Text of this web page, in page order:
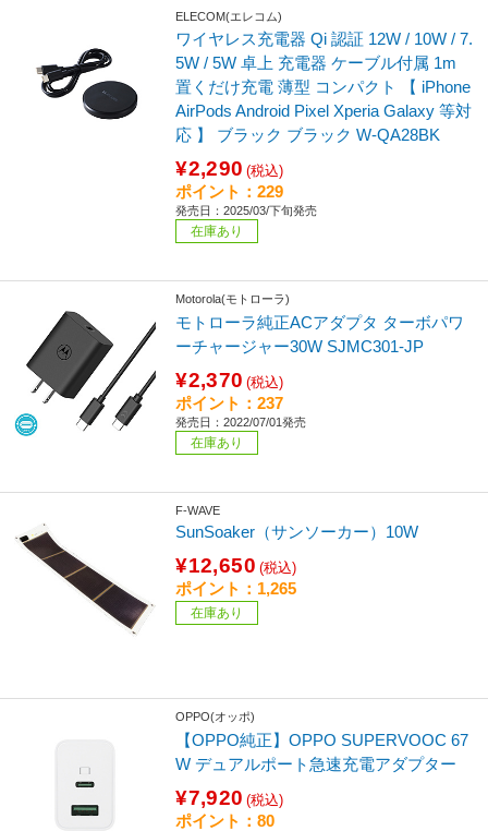
ELECOM(エレコム)
ワイヤレス充電器 Qi 認証 12W / 10W / 7.
5W / 5W 卓上 充電器 ケーブル付属 1m
置くだけ充電 薄型 コンパクト 【 iPhone
AirPods Android Pixel Xperia Galaxy 等対
応 】 ブラック ブラック W-QA28BK
¥2,290 (税込)
ポイント：229
発売日：2025/03/下旬発売
在庫あり
Motorola(モトローラ)
モトローラ純正ACアダプタ ターボパワ
ーチャージャー30W SJMC301-JP
¥2,370 (税込)
ポイント：237
発売日：2022/07/01発売
在庫あり
F-WAVE
SunSoaker（サンソーカー）10W
¥12,650 (税込)
ポイント：1,265
在庫あり
OPPO(オッポ)
【OPPO純正】OPPO SUPERVOOC 67
W デュアルポート急速充電アダプター
¥7,920 (税込)
ポイント：80